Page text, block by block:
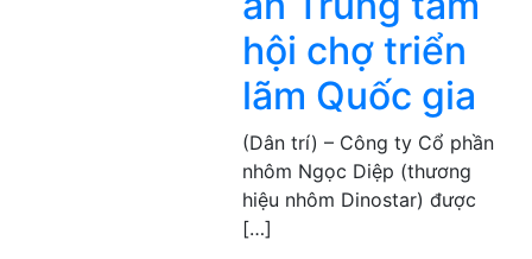
hội chợ triển
lãm Quốc gia
(Dân trí) – Công ty Cổ phần
nhôm Ngọc Diệp (thương
hiệu nhôm Dinostar) được
[…]